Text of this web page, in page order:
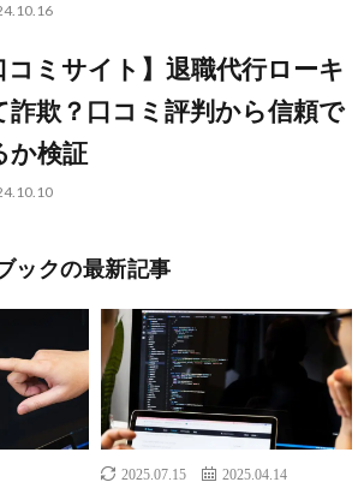
コミサイト】退職代行ローキ
詐欺？口コミ評判から信頼で
か検証
ックの最新記事
2025.07.15
2025.04.14